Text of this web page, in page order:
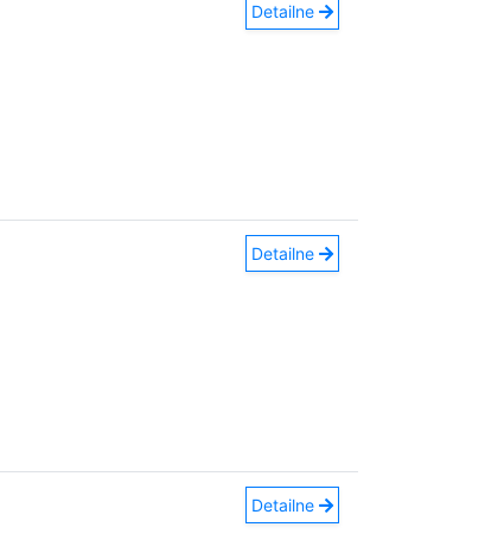
Detailne
Detailne
Detailne